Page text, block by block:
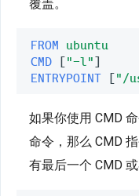
覆盖。
FROM ubuntu
CMD ["-l"]
ENTRYPOINT ["/
如果你使用 CMD
命令，那么 CMD
有最后一个 CMD 或